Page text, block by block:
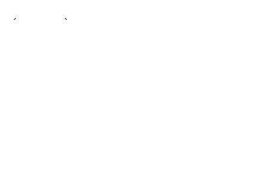
(electrique)